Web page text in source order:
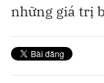
những giá trị